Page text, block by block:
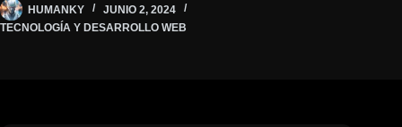
HUMANKY
JUNIO 2, 2024
TECNOLOGÍA Y DESARROLLO WEB